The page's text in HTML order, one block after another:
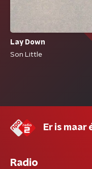
Lay Down
Son Little
Er is maar
Radio